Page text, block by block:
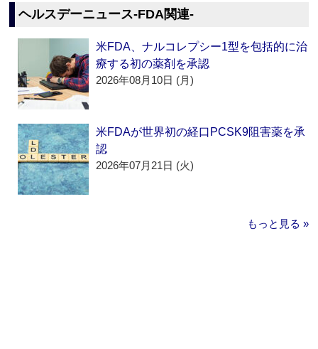
ヘルスデーニュース‐FDA関連‐
米FDA、ナルコレプシー1型を包括的に治
療する初の薬剤を承認
2026年08月10日 (月)
米FDAが世界初の経口PCSK9阻害薬を承
認
2026年07月21日 (火)
もっと見る »